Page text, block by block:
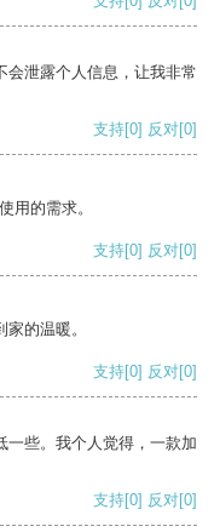
会泄露个人信息，让我非常
支持[0] 反对[0]
用的需求。
支持[0] 反对[0]
的温暖。
支持[0] 反对[0]
一些。我个人觉得，一款加
支持[0] 反对[0]